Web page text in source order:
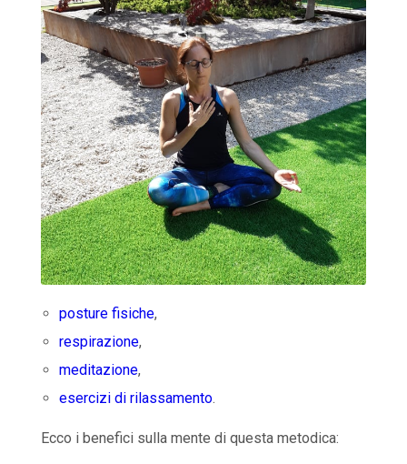
posture fisiche,
respirazione,
meditazione,
esercizi di rilassamento.
Ecco i benefici sulla mente di questa metodica: